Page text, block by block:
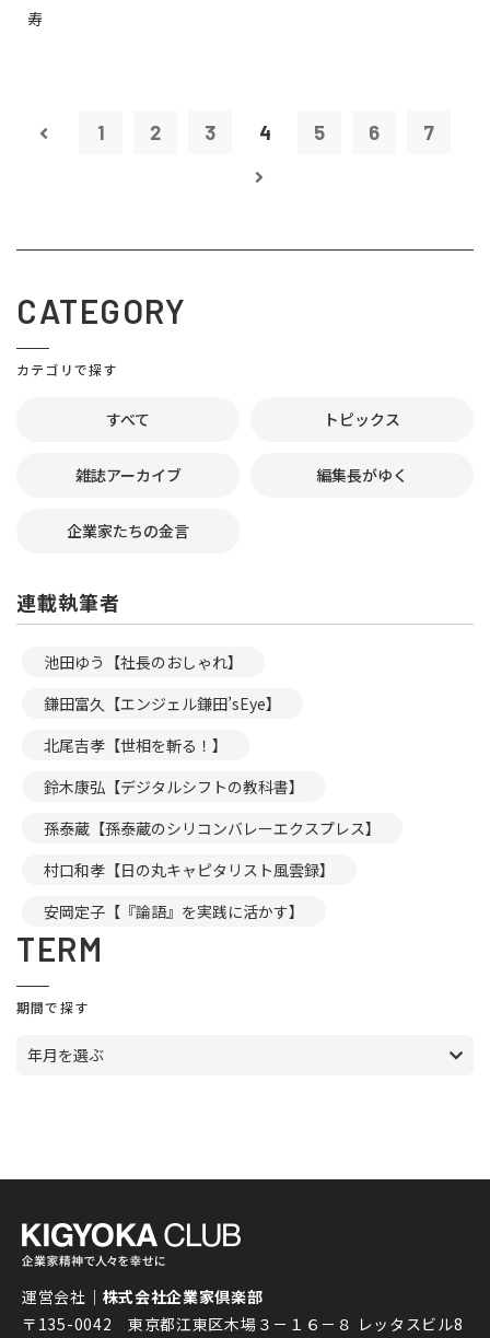
寿
1 2 3 4 5 6 7
CATEGORY
カテゴリで探す
すべて トピックス
雑誌アーカイブ 編集長がゆく
企業家たちの金言
連載執筆者
池田ゆう【社長のおしゃれ】
鎌田富久【エンジェル鎌田’sEye】
北尾吉孝【世相を斬る！】
鈴木康弘【デジタルシフトの教科書】
孫泰蔵【孫泰蔵のシリコンバレーエクスプレス】
村口和孝【日の丸キャピタリスト風雲録】
安岡定子【『論語』を実践に活かす】
TERM
期間で探す
年月を選ぶ
運営会社｜ 株式会社企業家倶楽部
〒135-0042 東京都江東区木場３－１６－８ レッタスビル8